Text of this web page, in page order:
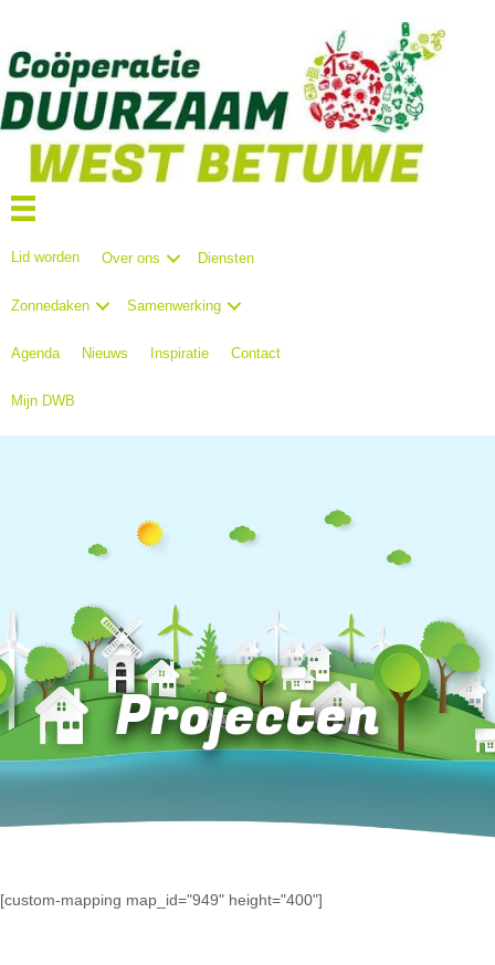
Lid worden Over ons Diensten
Zonnedaken Samenwerking
Agenda Nieuws Inspiratie Contact
Mijn DWB
Projecten
[custom-mapping map_id="949" height="400"]